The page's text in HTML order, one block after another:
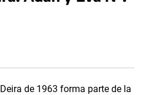
de 1963 forma parte de la